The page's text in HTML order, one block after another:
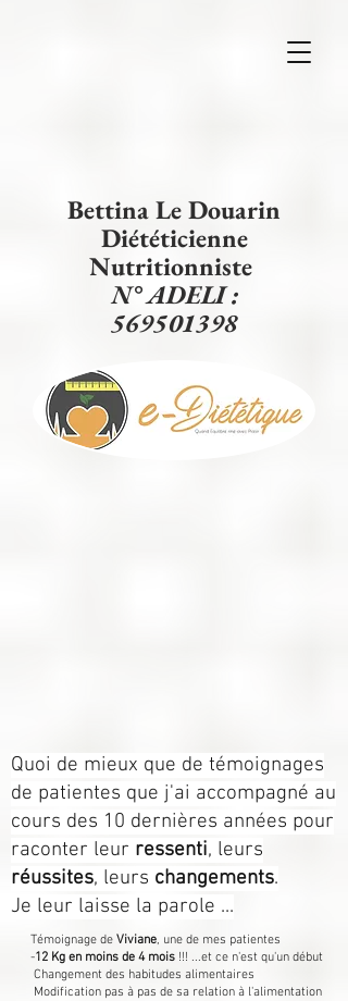
Bettina Le Douarin
Diététicienne
Nutritionniste
N° ADELI :
569501398
Quoi de mieux que de témoignages
de patientes que j'ai accompagné au
cours des 10 dernières années pour
raconter leur ressenti, leurs
réussites, leurs changements.
Je leur laisse la parole ...
Témoignage de Viviane, une de mes patientes
-12 Kg en moins de 4 mois !!! ...et ce n'est qu'un début
Changement des habitudes alimentaires
Modification pas à pas de sa relation à l'alimentation